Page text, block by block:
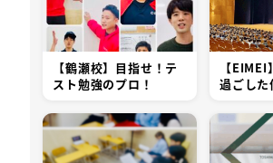
【鶴瀬校】目指せ！テ
スト勉強のプロ！
【
過ごした